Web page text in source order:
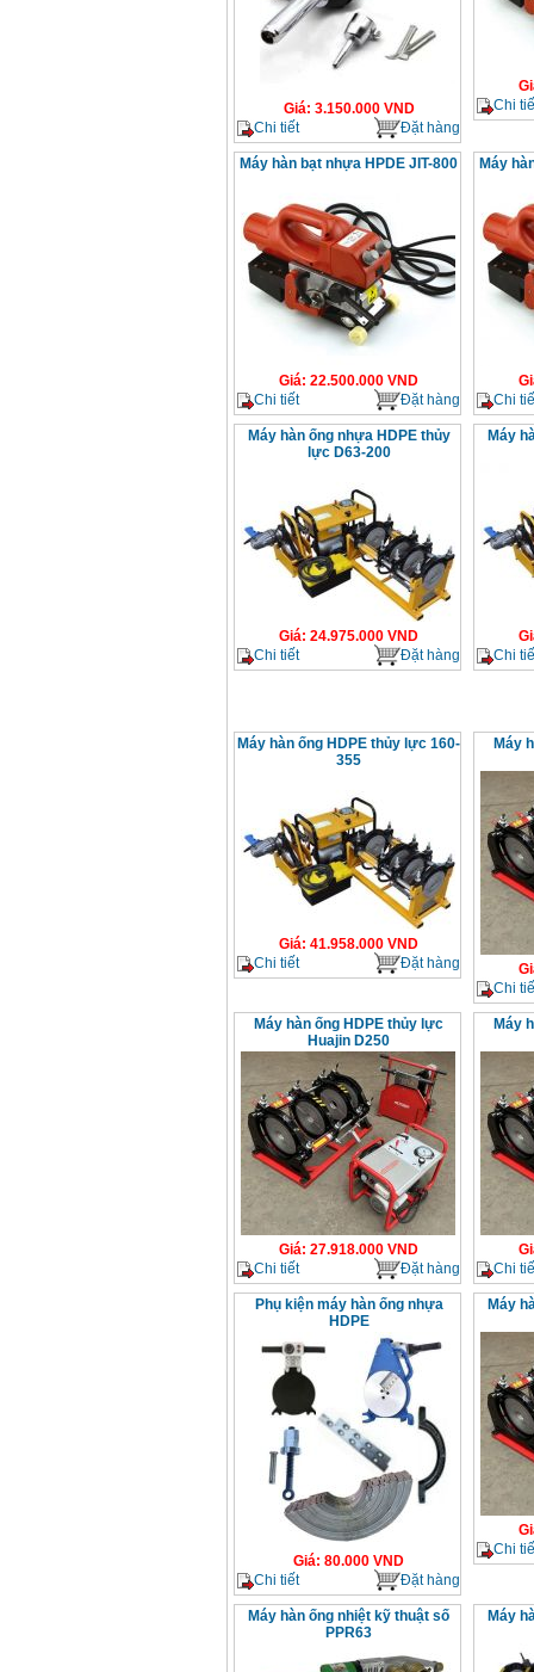
Giá: 3.150.000VND
Chi tiết
Đặt hàng
Chi
Máy hàn bạt nhựa HPDE JIT-800
Giá: 22.500.000 VND
Chi tiết
Đặt hàng
Máy
Chi
Máy hàn ống nhựa HDPE thủy
lực D63-200
Giá: 24.975.000 VND
Chi tiết
Đặt hàng
Máy
Chi
Máy hàn ống HDPE thủy lực 160-
355
Giá: 41.958.000 VND
Chi tiết
Đặt hàng
Máy
Chi
Máy hàn ống HDPE thủy lực
Huajin D250
Giá: 27.918.000 VND
Chi tiết
Đặt hàng
Máy
Chi
Phụ kiện máy hàn ống nhựa
HDPE
Giá: 80.000 VND
Chi tiết
Đặt hàng
Máy
Chi
Máy hàn ống nhiệt kỹ thuật số
PPR63
Máy